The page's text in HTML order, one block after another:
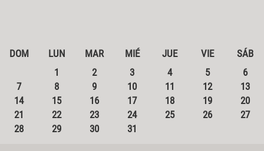
DOM LUN MAR MIÉ JUE VIE
SÁB
1
2 3 4 5
6
7
8 9 10 11 12
13
14
15 16 17 18 19
20
21
22 23 24 25 26
27
28
29 30 31